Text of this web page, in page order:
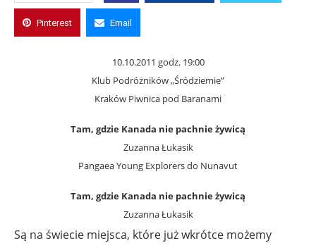
Pinterest Email
10.10.2011 godz. 19:00
Klub Podróżników „Śródziemie”
Kraków Piwnica pod Baranami
Tam, gdzie Kanada nie pachnie żywicą
Zuzanna Łukasik
Pangaea Young Explorers do Nunavut
Tam, gdzie Kanada nie pachnie żywicą
Zuzanna Łukasik
Są na świecie miejsca, które już wkrótce możemy